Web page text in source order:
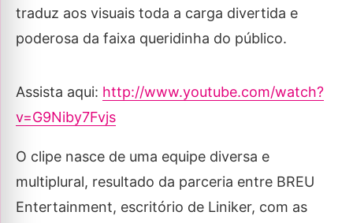
traduz aos visuais toda a carga divertida e
poderosa da faixa queridinha do público.
Assista aqui: http://www.youtube.com/watch?
v=G9Niby7Fvjs
O clipe nasce de uma equipe diversa e
multiplural, resultado da parceria entre BREU
Entertainment, escritório de Liniker, com as